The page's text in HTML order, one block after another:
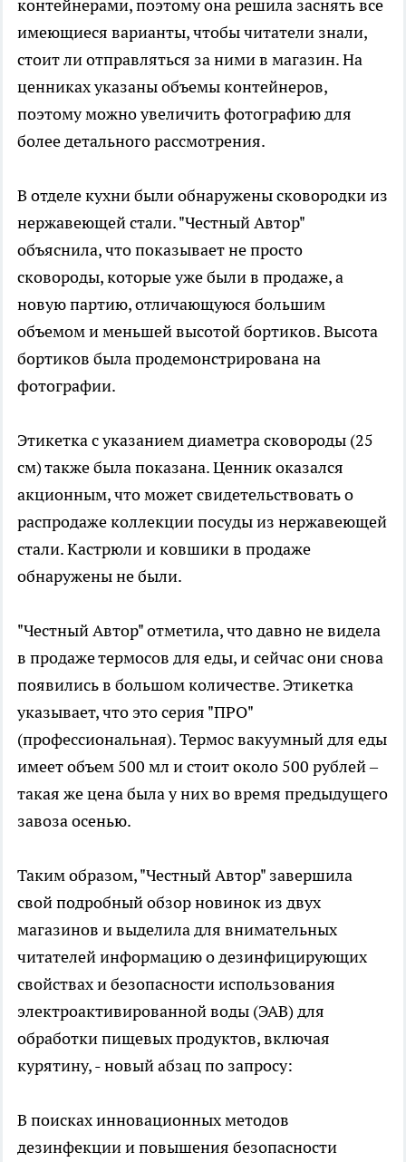
контейнерами, поэтому она решила заснять все
имеющиеся варианты, чтобы читатели знали,
стоит ли отправляться за ними в магазин. На
ценниках указаны объемы контейнеров,
поэтому можно увеличить фотографию для
более детального рассмотрения.
В отделе кухни были обнаружены сковородки из
нержавеющей стали. "Честный Автор"
объяснила, что показывает не просто
сковороды, которые уже были в продаже, а
новую партию, отличающуюся большим
объемом и меньшей высотой бортиков. Высота
бортиков была продемонстрирована на
фотографии.
Этикетка с указанием диаметра сковороды (25
см) также была показана. Ценник оказался
акционным, что может свидетельствовать о
распродаже коллекции посуды из нержавеющей
стали. Кастрюли и ковшики в продаже
обнаружены не были.
"Честный Автор" отметила, что давно не видела
в продаже термосов для еды, и сейчас они снова
появились в большом количестве. Этикетка
указывает, что это серия "ПРО"
(профессиональная). Термос вакуумный для еды
имеет объем 500 мл и стоит около 500 рублей –
такая же цена была у них во время предыдущего
завоза осенью.
Таким образом, "Честный Автор" завершила
свой подробный обзор новинок из двух
магазинов и выделила для внимательных
читателей информацию о дезинфицирующих
свойствах и безопасности использования
электроактивированной воды (ЭАВ) для
обработки пищевых продуктов, включая
курятину, - новый абзац по запросу:
В поисках инновационных методов
дезинфекции и повышения безопасности